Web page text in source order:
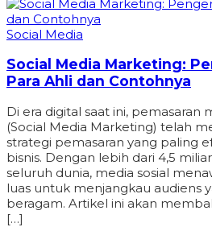
Social Media
Social Media Marketing:
Para Ahli dan Contohnya
Di era digital saat ini, pemasaran
(Social Media Marketing) telah
strategi pemasaran yang paling
bisnis. Dengan lebih dari 4,5
seluruh dunia, media sosial
luas untuk menjangkau audiens
beragam. Artikel ini akan
[…]